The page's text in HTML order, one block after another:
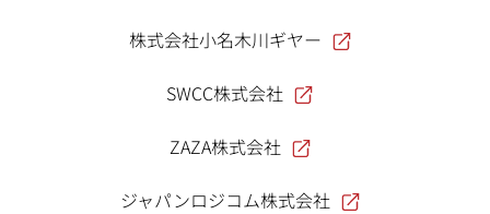
株式会社小名木川ギヤー
SWCC株式会社
ZAZA株式会社
ジャパンロジコム株式会社